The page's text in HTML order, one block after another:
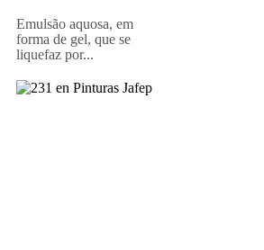
Emulsão aquosa, em
forma de gel, que se
liquefaz por...